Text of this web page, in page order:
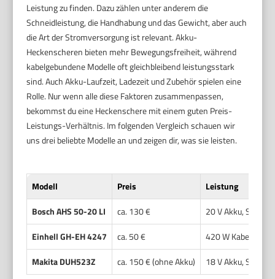
Leistung zu finden. Dazu zählen unter anderem die
Schneidleistung, die Handhabung und das Gewicht, aber auch
die Art der Stromversorgung ist relevant. Akku-
Heckenscheren bieten mehr Bewegungsfreiheit, während
kabelgebundene Modelle oft gleichbleibend leistungsstark
sind. Auch Akku-Laufzeit, Ladezeit und Zubehör spielen eine
Rolle. Nur wenn alle diese Faktoren zusammenpassen,
bekommst du eine Heckenschere mit einem guten Preis-
Leistungs-Verhältnis. Im folgenden Vergleich schauen wir
uns drei beliebte Modelle an und zeigen dir, was sie leisten.
Modell Preis
Leistung
Bosch AHS 50-20 LI
ca. 130 €
20 V Akku,
Einhell GH-EH 4247
ca. 50 €
420 W
Makita DUH523Z
ca. 150 € (ohne Akku) 18 V Akku,